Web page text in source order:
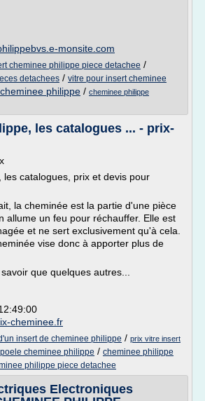
monsite.com
cheminee philippe piece detachee /
detachees / vitre pour insert cheminee
philippe / cheminee philippe
les catalogues ... - prix-
les catalogues, prix et devis pour
la cheminée est la partie d'une pièce
allume un feu pour réchauffer. Elle est
et ne sert exclusivement qu'à cela.
vise donc à apporter plus de
que quelques autres...
cheminee.fr
insert de cheminee philippe / prix vitre insert
cheminee philippe / cheminee philippe
philippe piece detachee
Electroniques